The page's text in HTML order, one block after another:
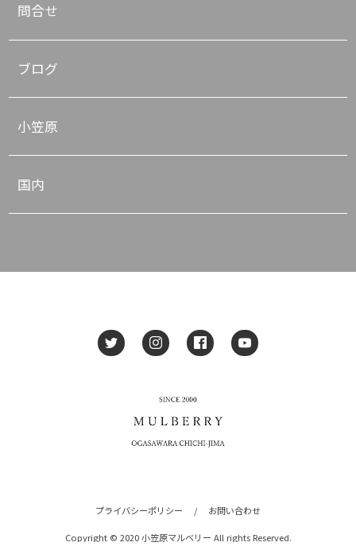
問合せ
ブログ
小笠原
国内
プライバシーポリシー / お問い合わせ
Copyright © 2020 小笠原マルベリー All rights Reserved.